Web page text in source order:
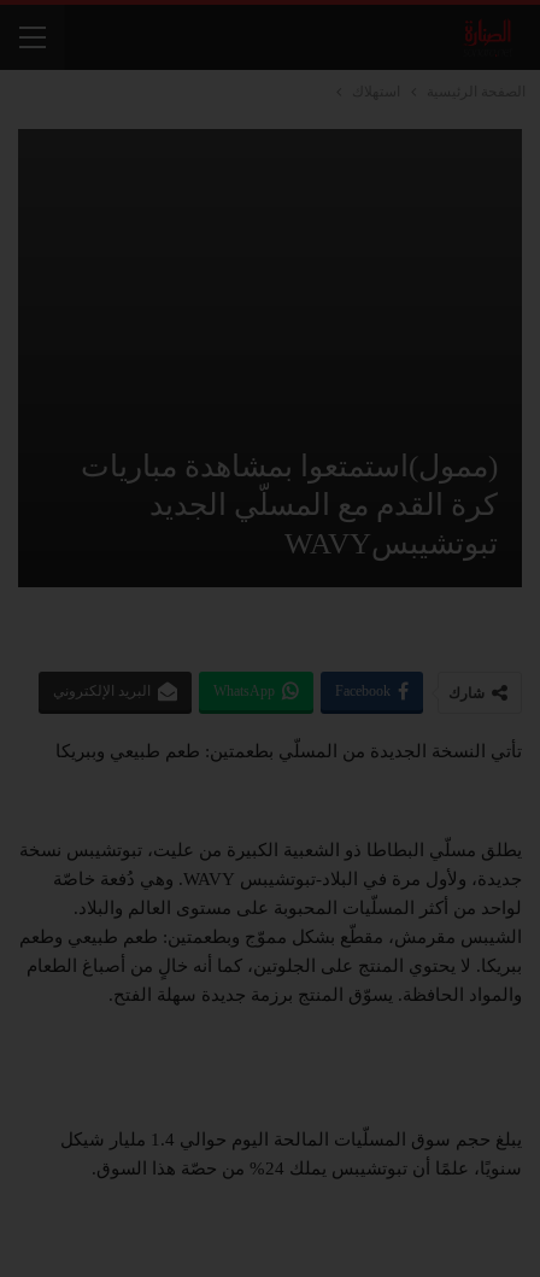
(ممول)استمتعوا بمشاهدة مباريات
كرة القدم مع المسلّي الجديد
تبوتشيبسWAVY
شارك Facebook
WhatsApp البريد الإلكتروني
تأتي النسخة الجديدة من المسلّي بطعمتين: طعم طبيعي وببريكا
يطلق مسلّي البطاطا ذو الشعبية الكبيرة من عليت، تبوتشيبس نسخة
جديدة، ولأول مرة في البلاد-تبوتشيبس WAVY. وهي دُفعة خاصّة
لواحد من أكثر المسلّيات المحبوبة على مستوى العالم والبلاد.
الشيبس مقرمش، مقطّع بشكل مموّج وبطعمتين: طعم طبيعي وطعم
ببريكا. لا يحتوي المنتج على الجلوتين، كما أنه خالٍ من أصباغ الطعام
والمواد الحافظة. يسوّق المنتج برزمة جديدة سهلة الفتح.
يبلغ حجم سوق المسلّيات المالحة اليوم حوالي 1.4 مليار شيكل
سنويًا، علمًا أن تبوتشيبس يملك 24% من حصّة هذا السوق.